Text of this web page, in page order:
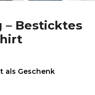
– Besticktes
als Geschenk